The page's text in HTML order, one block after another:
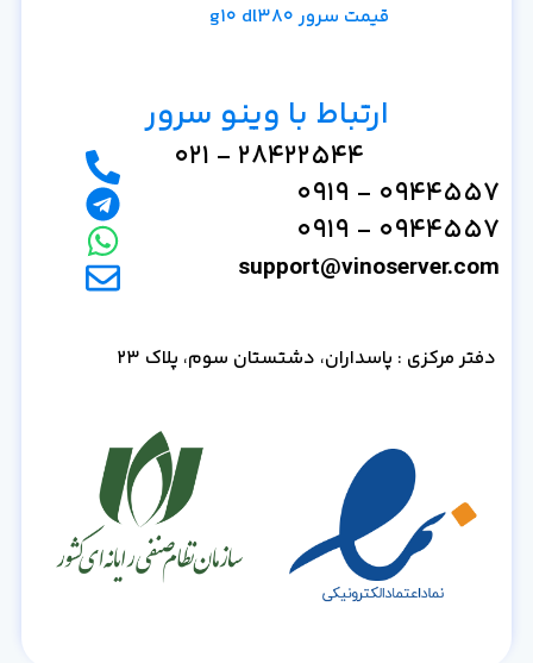
قیمت سرور g10 dl380
ارتباط با وینو سرور
28422544 - 021
0944557 - 0919
0944557 - 0919
support@vinoserver.com
دفتر مرکزی : پاسداران، دشتستان سوم، پلاک 23